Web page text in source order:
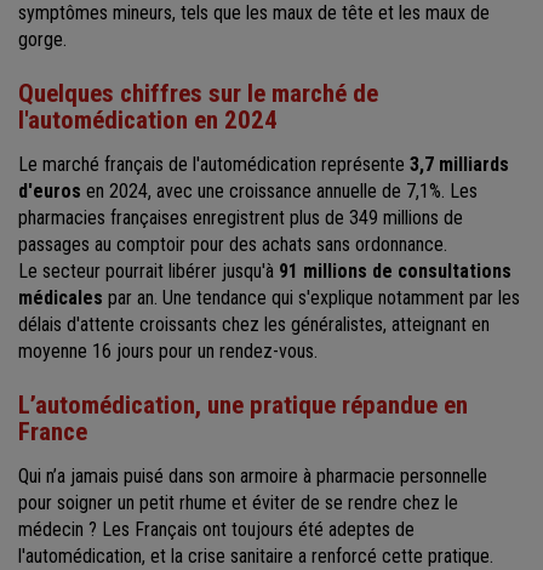
symptômes mineurs, tels que les maux de tête et les maux de
gorge.
Quelques chiffres sur le marché de
l'automédication en 2024
Le marché français de l'automédication représente 3,7 milliards
d'euros en 2024, avec une croissance annuelle de 7,1%. Les
pharmacies françaises enregistrent plus de 349 millions de
passages au comptoir pour des achats sans ordonnance.
Le secteur pourrait libérer jusqu'à 91 millions de consultations
médicales par an. Une tendance qui s'explique notamment par les
délais d'attente croissants chez les généralistes, atteignant en
moyenne 16 jours pour un rendez-vous.
L’automédication, une pratique répandue en
France
Qui n’a jamais puisé dans son armoire à pharmacie personnelle
pour soigner un petit rhume et éviter de se rendre chez le
médecin ? Les Français ont toujours été adeptes de
l'automédication, et la crise sanitaire a renforcé cette pratique.